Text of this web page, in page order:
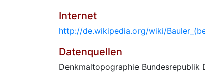
Internet
http://de.wikipedia.org/wiki/
Datenquellen
Denkmaltopographie Bundesrepublik